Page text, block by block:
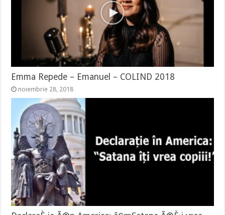
Emma Repede – Emanuel – COLIND 2018
noiembrie 28, 2018